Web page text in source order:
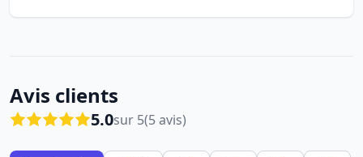
Avis clients
5.0sur 5(5 avis)